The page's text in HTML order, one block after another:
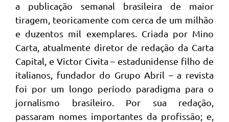
a publicação semanal brasileira de maior
tiragem, teoricamente com cerca de um milhão
e duzentos mil exemplares. Criada por Mino
Carta, atualmente diretor de redação da Carta
Capital, e Victor Civita – estadunidense filho de
italianos, fundador do Grupo Abril – a revista
foi por um longo período paradigma para o
jornalismo brasileiro. Por sua redação,
passaram nomes importantes da profissão; e,